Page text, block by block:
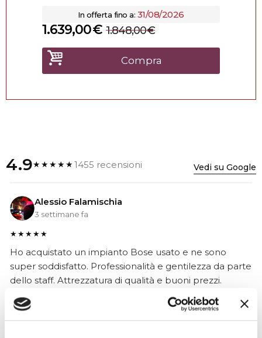
In offerta fino a: 31/08/2026
€
1.639,00 €
1.848,00
Compra
4.9★★★★★1455 recensioni Vedi su Google
Alessio Falamischia
3 settimane fa
★★★★★
Ho acquistato un impianto Bose usato e ne sono
super soddisfatto. Professionalità e gentilezza da parte
dello staff. Attrezzatura di qualità e buoni prezzi.